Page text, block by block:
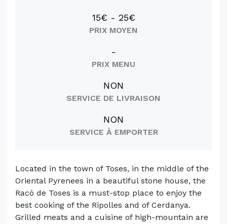
15€ - 25€
PRIX MOYEN
-
PRIX MENU
NON
SERVICE DE LIVRAISON
NON
SERVICE À EMPORTER
Located in the town of Toses, in the middle of the
Oriental Pyrenees in a beautiful stone house, the
Racó de Toses is a must-stop place to enjoy the
best cooking of the Ripolles and of Cerdanya.
Grilled meats and a cuisine of high-mountain are